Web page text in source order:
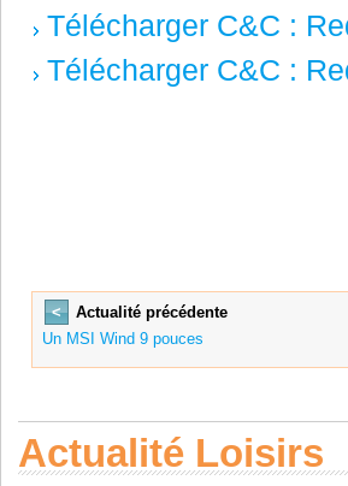
Télécharger C&C :
Télécharger C&C :
<
Actualité précédente
Un MSI Wind 9 pouces
Actualité Loisirs